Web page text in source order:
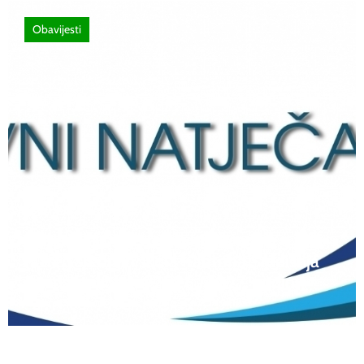
razred srednjih škola Kantona Središnja
Bosna u školskoj 2026./2027. godini
Obavijesti